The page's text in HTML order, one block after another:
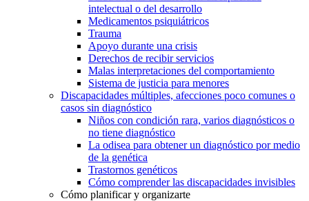
intelectual o del desarrollo
Medicamentos psiquiátricos
Trauma
Apoyo durante una crisis
Derechos de recibir servicios
Malas interpretaciones del comportamiento
Sistema de justicia para menores
Discapacidades múltiples, afecciones poco comunes o
casos sin diagnóstico
Niños con condición rara, varios diagnósticos o
no tiene diagnóstico
La odisea para obtener un diagnóstico por medio
de la genética
Trastornos genéticos
Cómo comprender las discapacidades invisibles
Cómo planificar y organizarte